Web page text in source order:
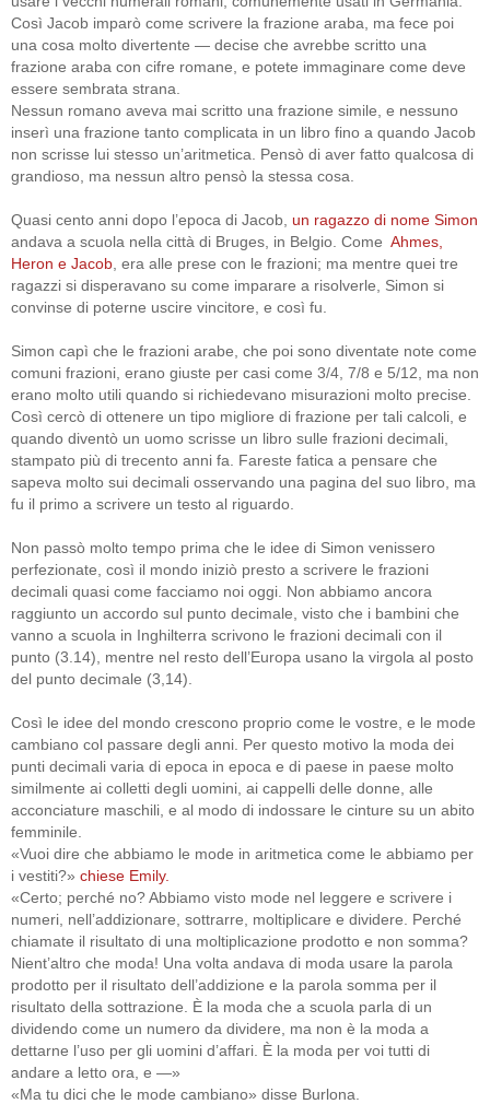
Così Jacob imparò come scrivere la frazione araba, ma fece poi
una cosa molto divertente — decise che avrebbe scritto una
frazione araba con cifre romane, e potete immaginare come deve
essere sembrata strana.
Nessun romano aveva mai scritto una frazione simile, e nessuno
inserì una frazione tanto complicata in un libro fino a quando Jacob
non scrisse lui stesso un’aritmetica. Pensò di aver fatto qualcosa di
grandioso, ma nessun altro pensò la stessa cosa.
Quasi cento anni dopo l’epoca di Jacob, un ragazzo di nome Simon
andava a scuola nella città di Bruges, in Belgio. Come Ahmes,
Heron e Jacob , era alle prese con le frazioni; ma mentre quei tre
ragazzi si disperavano su come imparare a risolverle, Simon si
convinse di poterne uscire vincitore, e così fu.
Simon capì che le frazioni arabe, che poi sono diventate note come
comuni frazioni, erano giuste per casi come 3/4, 7/8 e 5/12, ma non
erano molto utili quando si richiedevano misurazioni molto precise.
Così cercò di ottenere un tipo migliore di frazione per tali calcoli, e
quando diventò un uomo scrisse un libro sulle frazioni decimali,
stampato più di trecento anni fa. Fareste fatica a pensare che
sapeva molto sui decimali osservando una pagina del suo libro, ma
fu il primo a scrivere un testo al riguardo.
Non passò molto tempo prima che le idee di Simon venissero
perfezionate, così il mondo iniziò presto a scrivere le frazioni
decimali quasi come facciamo noi oggi. Non abbiamo ancora
raggiunto un accordo sul punto decimale, visto che i bambini che
vanno a scuola in Inghilterra scrivono le frazioni decimali con il
punto (3.14), mentre nel resto dell’Europa usano la virgola al posto
del punto decimale (3,14).
Così le idee del mondo crescono proprio come le vostre, e le mode
cambiano col passare degli anni. Per questo motivo la moda dei
punti decimali varia di epoca in epoca e di paese in paese molto
similmente ai colletti degli uomini, ai cappelli delle donne, alle
acconciature maschili, e al modo di indossare le cinture su un abito
femminile.
«Vuoi dire che abbiamo le mode in aritmetica come le abbiamo per
i vestiti?» chiese Emily.
«Certo; perché no? Abbiamo visto mode nel leggere e scrivere i
numeri, nell’addizionare, sottrarre, moltiplicare e dividere. Perché
chiamate il risultato di una moltiplicazione prodotto e non somma?
Nient’altro che moda! Una volta andava di moda usare la parola
prodotto per il risultato dell’addizione e la parola somma per il
risultato della sottrazione. È la moda che a scuola parla di un
dividendo come un numero da dividere, ma non è la moda a
dettarne l’uso per gli uomini d’affari. È la moda per voi tutti di
andare a letto ora, e —»
«Ma tu dici che le mode cambiano» disse Burlona.